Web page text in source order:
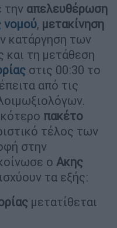
την απελευθέρωση
νομού, μετακίνηση
κατάργηση των
και τη μετάθεση
στις 00:30 το
από τις
πακέτο
τέλος των
στην
ο Ακης
τα εξής:
μετατίθεται